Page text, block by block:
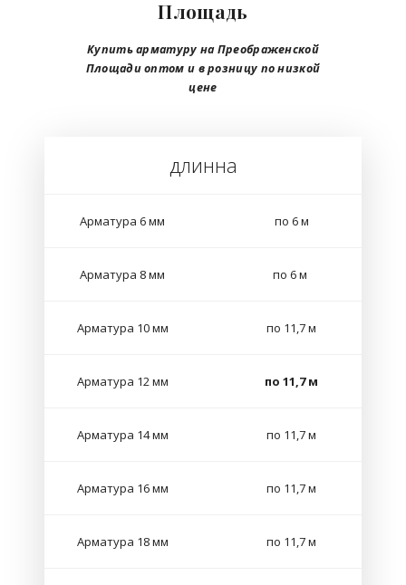
Площадь
Купить арматуру на Преображенской
Площадиоптом и в розницу по низкой
цене
длинна
Арматура 6 мм по 6 м
Арматура 8 мм по 6 м
Арматура 10 мм по 11,7 м
Арматура 12 мм по 11,7 м
Арматура 14 мм по 11,7 м
Арматура 16 мм по 11,7 м
Арматура 18 мм по 11,7 м